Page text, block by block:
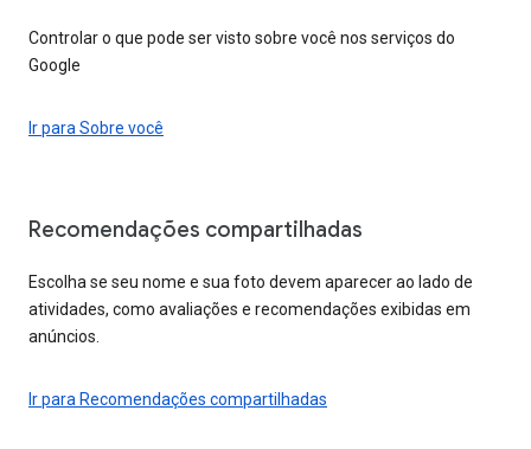
Controlar o que pode ser visto sobre você nos serviços do
Google
Ir para Sobre você
Recomendações compartilhadas
Escolha se seu nome e sua foto devem aparecer ao lado de
atividades, como avaliações e recomendações exibidas em
anúncios.
Ir para Recomendações compartilhadas